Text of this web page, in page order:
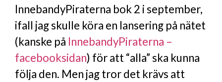
InnebandyPiraterna bok 2 i september,
ifall jag skulle köra en lansering på nätet
(kanske på InnebandyPiraterna –
facebooksidan) för att “alla” ska kunna
följa den. Men jag tror det krävs att